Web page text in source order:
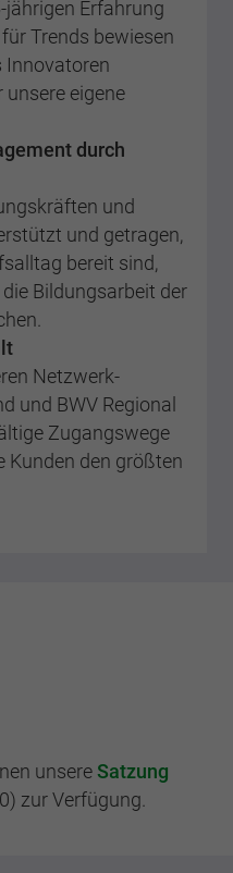
jährigen Erfahrung
Trends bewiesen
Innovatoren
eigene
durch
und
und getragen,
bereit sind,
Bildungsarbeit der
Netzwerk-
und BWV Regional
Zugangswege
Kunden den größten
unsereSatzung
zur Verfügung.